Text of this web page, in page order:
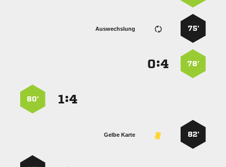
75’
Auswechslung
78’
:
:
80’
82’
Gelbe Karte